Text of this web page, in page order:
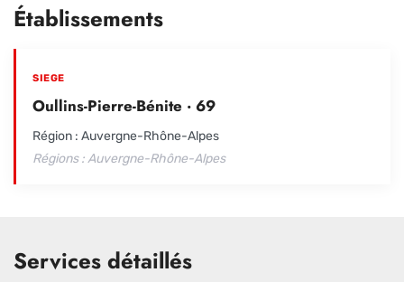
Établissements
SIEGE
Oullins-Pierre-Bénite · 69
Région : Auvergne-Rhône-Alpes
Régions : Auvergne-Rhône-Alpes
Services détaillés